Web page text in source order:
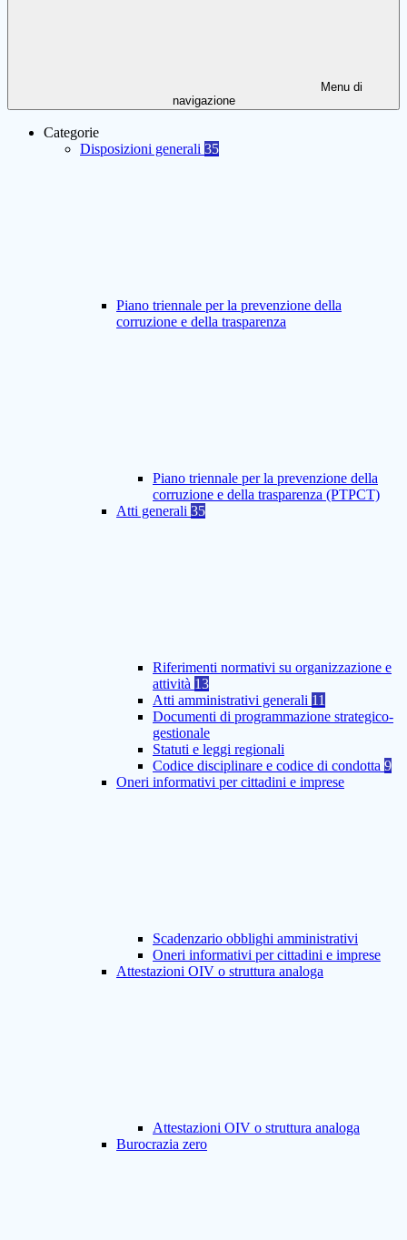
Menu di
navigazione
Categorie
Disposizioni generali 35
Piano triennale per la prevenzione della
corruzione e della trasparenza
Piano triennale per la prevenzione della
corruzione e della trasparenza (PTPCT)
Atti generali 35
Riferimenti normativi su organizzazione e
attività 13
Atti amministrativi generali 11
Documenti di programmazione strategico-
gestionale
Statuti e leggi regionali
Codice disciplinare e codice di condotta 9
Oneri informativi per cittadini e imprese
Scadenzario obblighi amministrativi
Oneri informativi per cittadini e imprese
Attestazioni OIV o struttura analoga
Attestazioni OIV o struttura analoga
Burocrazia zero